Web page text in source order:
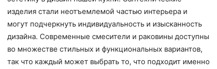
изделия стали неотъемлемой частью интерьера и
могут подчеркнуть индивидуальность и изысканность
дизайна. Современные смесители и раковины доступны
во множестве стильных и функциональных вариантов,
так что каждый может выбрать то, что подходит именно